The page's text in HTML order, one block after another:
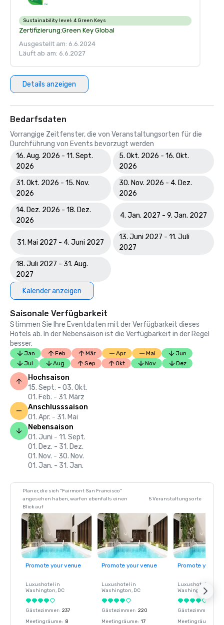
Sustainability level: 4 Green Keys
Zertifizierung:Green Key Global
Ausgestellt am: 6.6.2024
Läuft ab am: 6.6.2027
Details anzeigen
Bedarfsdaten
Vorrangige Zeitfenster, die von Veranstaltungsorten für die
Durchführung von Events bevorzugt werden
16. Aug. 2026 - 11. Sept.
2026
5. Okt. 2026 - 16. Okt.
2026
31. Okt. 2026 - 15. Nov.
2026
30. Nov. 2026 - 4. Dez.
2026
14. Dez. 2026 - 18. Dez.
2026
4. Jan. 2027 - 9. Jan. 2027
31. Mai 2027 - 4. Juni 2027
13. Juni 2027 - 11. Juli
2027
18. Juli 2027 - 31. Aug.
2027
Kalender anzeigen
Saisonale Verfügbarkeit
Stimmen Sie Ihre Eventdaten mit der Verfügbarkeit dieses
Hotels ab. In der Nebensaison ist die Verfügbarkeit in der Regel
besser.
Jan Feb Mär Apr Mai
Jun
Jul
Aug Sep Okt Nov Dez
Hochsaison
15. Sept. - 03. Okt.
01. Feb. - 31. März
Anschlusssaison
01. Apr. - 31. Mai
Nebensaison
01. Juni - 11. Sept.
01. Dez. - 31. Dez.
01. Nov. - 30. Nov.
01. Jan. - 31. Jan.
Planer, die sich "Fairmont San Francisco"
angesehen haben, warfen ebenfalls einen
Blick auf
5 Veranstaltungsorte
Promote your venue
Luxushotel in
Washington, DC
Gästezimmer: 237
Meetingräume: 8
Promote your venue
Luxushotel in
Washington, DC
Gästezimmer: 220
Meetingräume: 17
Promote your
Luxushotel in
Washington
Gästezimmer
Meetingräume